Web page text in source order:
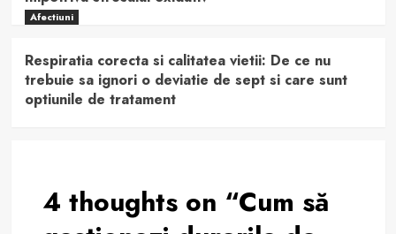
Afectiuni
Respiratia corecta si calitatea vietii: De ce nu
trebuie sa ignori o deviatie de sept si care sunt
optiunile de tratament
4 thoughts on “Cum să